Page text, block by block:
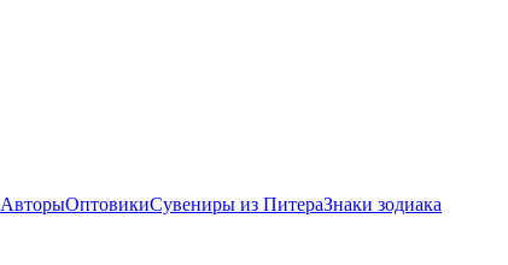
АвторыОптовикиСувениры из ПитераЗнаки зодиака